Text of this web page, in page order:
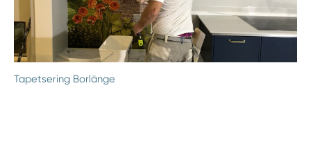
Tapetsering Borlänge